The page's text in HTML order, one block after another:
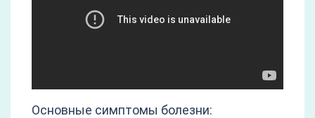
Основные симптомы болезни: